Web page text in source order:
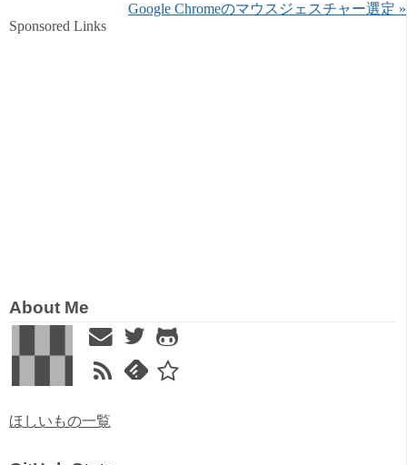
Google Chromeのマウスジェスチャー選定 »
Sponsored Links
About Me
ほしいもの一覧